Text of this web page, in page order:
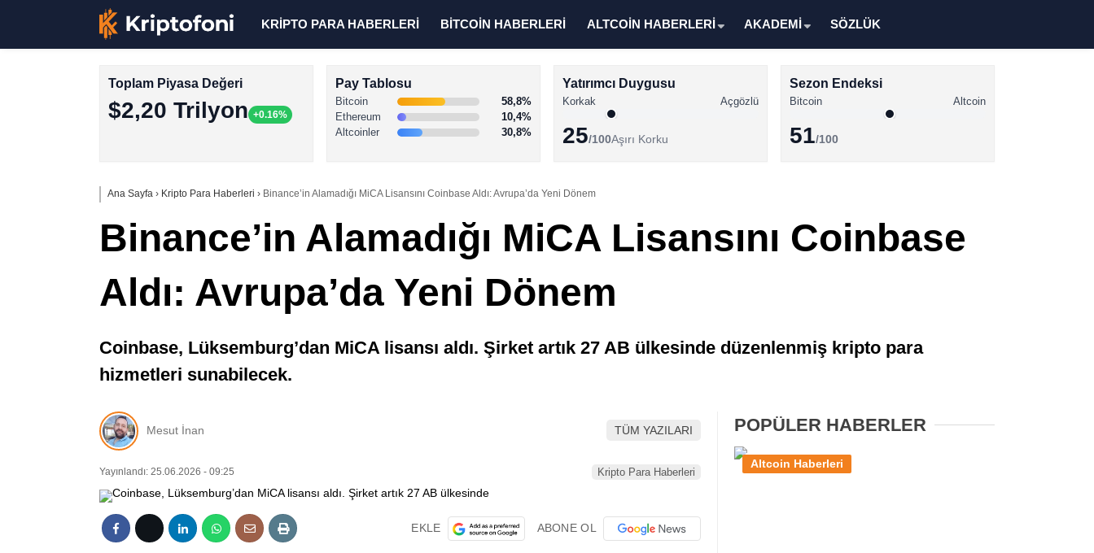
Altcoin Haberleri
KRİPTO PARA HABERLERİ BİTCOİN HABERLERİ ALTCOİN HABERLERİ AKADEMİ SÖZLÜK
Toplam Piyasa Değeri
$2,20 Trilyon +0.16%
Pay Tablosu
Bitcoin
58,8%
Ethereum
10,4%
Altcoinler
30,8%
Yatırımcı Duygusu
Korkak Açgözlü
25/100Aşırı Korku
Sezon Endeksi
Bitcoin Altcoin
51/100
Ana Sayfa › Kripto Para Haberleri › Binance’in Alamadığı MiCA Lisansını Coinbase Aldı: Avrupa’da Yeni Dönem
Binance’in Alamadığı MiCA Lisansını Coinbase
Aldı: Avrupa’da Yeni Dönem
Coinbase, Lüksemburg’dan MiCA lisansı aldı. Şirket artık 27 AB ülkesinde düzenlenmiş kripto para
hizmetleri sunabilecek.
Mesut İnan TÜM YAZILARI
Yayınlandı: 25.06.2026 - 09:25 Kripto Para Haberleri
EKLE ABONE OL
POPÜLER HABERLER
Altcoin Haberleri